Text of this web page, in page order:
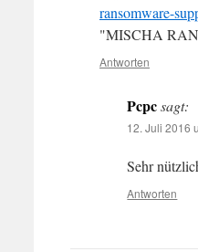
ransomware-
"MISCHA
Antworten
Pcpc sagt:
12. Juli 2016
Sehr
Antworten